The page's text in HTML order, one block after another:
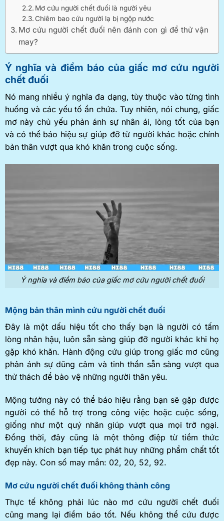
Mơ cứu người chết đuối là người yêu
Chiêm bao cứu người lạ bị ngộp nước
Mơ cứu người chết đuối nên đánh con gì để thử vận
may?
Ý nghĩa và điềm báo của giấc mơ cứu người
chết đuối
Nó mang nhiều ý nghĩa đa dạng, tùy thuộc vào từng tình
huống và các yếu tố ẩn chứa. Tuy nhiên, nói chung, giấc
mơ này chủ yếu phản ánh sự nhân ái, lòng tốt của bạn
và có thể báo hiệu sự giúp đỡ từ người khác hoặc chính
bản thân vượt qua khó khăn trong cuộc sống.
Ý nghĩa và điềm báo của giấc mơ cứu người chết đuối
Mộng bản thân mình cứu người chết đuối
Đây là một dấu hiệu tốt cho thấy bạn là người có tấm
lòng nhân hậu, luôn sẵn sàng giúp đỡ người khác khi họ
gặp khó khăn. Hành động cứu giúp trong giấc mơ cũng
phản ánh sự dũng cảm và tinh thần sẵn sàng vượt qua
thử thách để bảo vệ những người thân yêu.
Mộng tưởng này có thể báo hiệu rằng bạn sẽ gặp được
người có thể hỗ trợ trong công việc hoặc cuộc sống,
giống như một quý nhân giúp vượt qua mọi trở ngại.
Đồng thời, đây cũng là một thông điệp từ tiềm thức
khuyến khích bạn tiếp tục phát huy những phẩm chất tốt
đẹp này. Con số may mắn: 02, 20, 52, 92.
Mơ cứu người chết đuối không thành công
Thực tế không phải lúc nào mơ cứu người chết đuối
cũng mang lại điềm báo tốt. Nếu không thể cứu được